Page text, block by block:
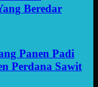
Beredar
Panen Padi
Perdana Sawit